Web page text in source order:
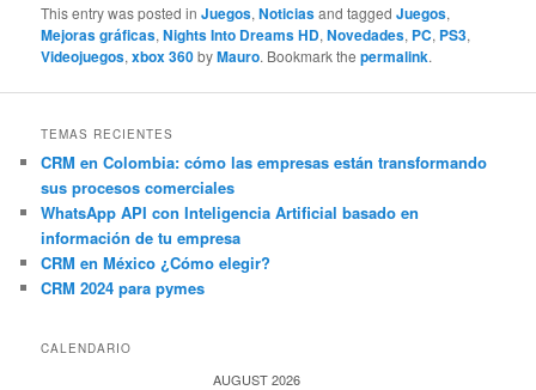
This entry was posted inJuegos,Noticiasand taggedJuegos,
Mejoras gráficas,Nights Into Dreams HD,Novedades, PC, PS3,
Videojuegos,xbox 360byMauro. Bookmark thepermalink.
TEMAS RECIENTES
CRM en Colombia: cómo las empresas están transformando
sus procesos comerciales
WhatsApp API con Inteligencia Artificial basado en
información de tu empresa
CRM en México ¿Cómo elegir?
CRM 2024 para pymes
CALENDARIO
AUGUST 2026